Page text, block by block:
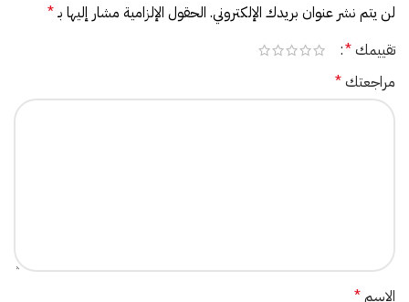
لن يتم نشر عنوان بريدك الإلكتروني. الحقول الإلزامية مشار إليها بـ*
تقييمك*
مراجعتك*
الاسم*